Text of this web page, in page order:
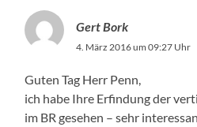
Gert Bork
4. März 2016 um 09:27 Uhr
Guten Tag Herr Penn,
ich habe Ihre Erfindung der
im BR gesehen – sehr